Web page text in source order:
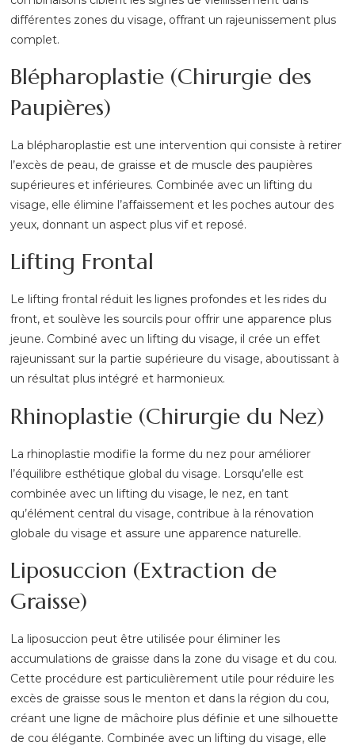
différentes zones du visage, offrant un rajeunissement plus
complet.
Blépharoplastie (Chirurgie des
Paupières)
La blépharoplastie est une intervention qui consiste à retirer
l’excès de peau, de graisse et de muscle des paupières
supérieures et inférieures. Combinée avec un lifting du
visage, elle élimine l’affaissement et les poches autour des
yeux, donnant un aspect plus vif et reposé.
Lifting Frontal
Le lifting frontal réduit les lignes profondes et les rides du
front, et soulève les sourcils pour offrir une apparence plus
jeune. Combiné avec un lifting du visage, il crée un effet
rajeunissant sur la partie supérieure du visage, aboutissant à
un résultat plus intégré et harmonieux.
Rhinoplastie (Chirurgie du Nez)
La rhinoplastie modifie la forme du nez pour améliorer
l’équilibre esthétique global du visage. Lorsqu’elle est
combinée avec un lifting du visage, le nez, en tant
qu’élément central du visage, contribue à la rénovation
globale du visage et assure une apparence naturelle.
Liposuccion (Extraction de
Graisse)
La liposuccion peut être utilisée pour éliminer les
accumulations de graisse dans la zone du visage et du cou.
Cette procédure est particulièrement utile pour réduire les
excès de graisse sous le menton et dans la région du cou,
créant une ligne de mâchoire plus définie et une silhouette
de cou élégante. Combinée avec un lifting du visage, elle